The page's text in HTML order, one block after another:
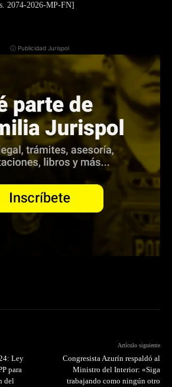
2074-2026-MP-FN]
ⓘ Publicidad Jurispol
Ley
para
del
Artículo siguiente
Congresista Azurín respaldó al
Ministro del Interior: «Siga
trabajando como ningún otro